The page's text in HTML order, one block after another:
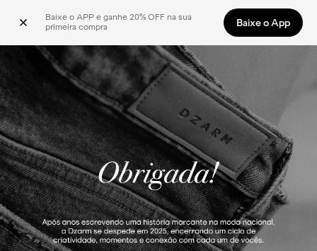
Baixe o APP e ganhe 20% OFF na sua
primeira compra
Baixe o App